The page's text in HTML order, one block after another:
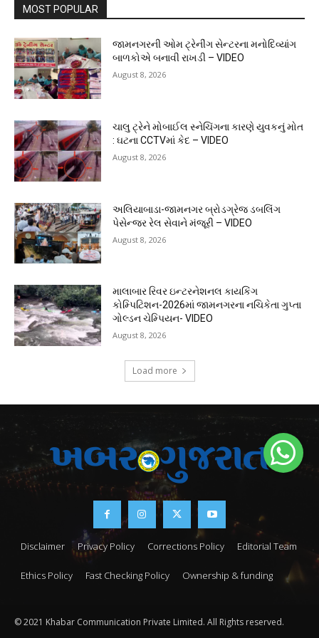
MOST POPULAR
જામનગરની ઓમ ટ્રેનીંગ સેન્ટરના મનોદિવ્યાંગ
બાળકોએ બનાવી રાખડી – VIDEO
August 8, 2026
ચાલુ ટ્રેને મોબાઈલ સ્નેચિંગના કારણે યુવકનું મોત
: ઘટના CCTVમાં કેદ – VIDEO
August 8, 2026
અલિયાબાડા-જામનગર બ્રોડગ્રેજ ડબલિંગ
પેસેન્જર રેલ સેવાને મંજૂરી – VIDEO
August 8, 2026
માલાબાર રિવર ઇન્ટરનેશનલ કાયકિંગ
કોમ્પિટિશન-2026માં જામનગરના નચિકેતા ગુપ્તા
ગોલ્ડન ચેમ્પિયન- VIDEO
August 8, 2026
Load more
Disclaimer Privacy Policy Corrections Policy Editorial Team
Ethics Policy Fast Checking Policy Ownership & funding
© 2021 Khabar Communication Private Limited. All Rights reserved.